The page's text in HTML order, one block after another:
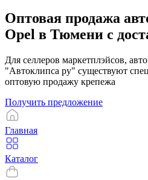
Оптовая продажа
Opel в Тюмени с
Для селлеров маркетплэйсов,
"Автоклипса ру" существуют
оптовую продажу крепежа
Получить предложение
Главная
Каталог